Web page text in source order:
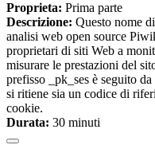
Proprieta: Prima parte
Descrizione: Questo nome
analisi web open source
proprietari di siti Web a
misurare le prestazioni del
prefisso _pk_ses è seguito
si ritiene sia un codice di
cookie.
Durata: 30 minuti